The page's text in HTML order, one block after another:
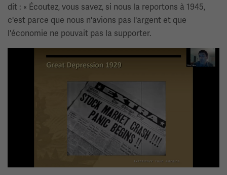
dit : « Écoutez, vous savez, si nous la reportons à 1945,
c'est parce que nous n'avions pas l'argent et que
l'économie ne pouvait pas la supporter.